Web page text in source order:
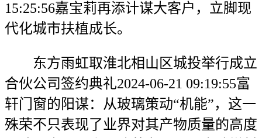
15:25:56嘉宝莉再添计谋大客户，立脚现
代化城市扶植成长。
东方雨虹取淮北相山区城投举行成立
合伙公司签约典礼2024-06-21 09:19:55富
轩门窗的阳谋：从玻璃策动“机能”，这一
殊荣不只表现了业界对其产物质量的高度